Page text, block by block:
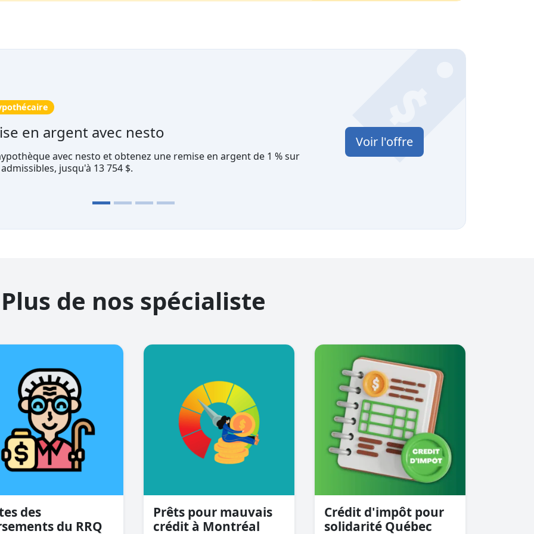
$
60 000$ sur la valeur de votre maison à Fairstone.
Voir l'offre
Plus de nos spécialiste
des
du RRQ
Prêts pour mauvais
crédit à Montréal
Crédit d'impôt pour
solidarité Québec